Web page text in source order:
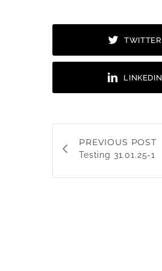
TWITTER
LINKEDIN
PREVIOUS POST
Testing 31.01.25-1